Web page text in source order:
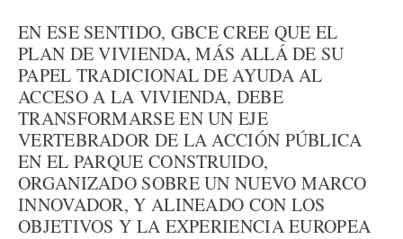
EN ESE SENTIDO, GBCE CREE QUE EL
PLAN DE VIVIENDA, MÁS ALLÁ DE SU
PAPEL TRADICIONAL DE AYUDA AL
ACCESO A LA VIVIENDA, DEBE
TRANSFORMARSE EN UN EJE
VERTEBRADOR DE LA ACCIÓN PÚBLICA
EN EL PARQUE CONSTRUIDO,
ORGANIZADO SOBRE UN NUEVO MARCO
INNOVADOR, Y ALINEADO CON LOS
OBJETIVOS Y LA EXPERIENCIA EUROPEA